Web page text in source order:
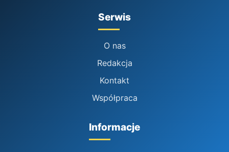
Serwis
O nas
Redakcja
Kontakt
Współpraca
Informacje